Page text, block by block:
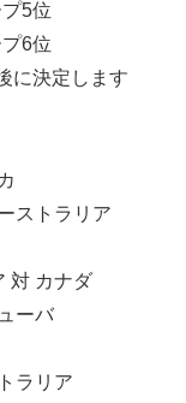
5位
6位
に決定します
ストラリア
対 カナダ
ーバ
ラリア